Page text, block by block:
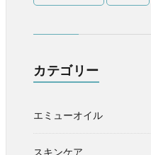
カテゴリー
エミューオイル
スキンケア